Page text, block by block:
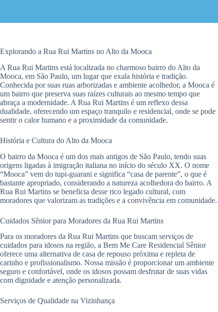
Explorando a Rua Rui Martins no Alto da Mooca
A Rua Rui Martins está localizada no charmoso bairro do Alto da
Mooca, em São Paulo, um lugar que exala história e tradição.
Conhecida por suas ruas arborizadas e ambiente acolhedor, a Mooca é
um bairro que preserva suas raízes culturais ao mesmo tempo que
abraça a modernidade. A Rua Rui Martins é um reflexo dessa
dualidade, oferecendo um espaço tranquilo e residencial, onde se pode
sentir o calor humano e a proximidade da comunidade.
História e Cultura do Alto da Mooca
O bairro da Mooca é um dos mais antigos de São Paulo, tendo suas
origens ligadas à imigração italiana no início do século XX. O nome
“Mooca” vem do tupi-guarani e significa “casa de parente”, o que é
bastante apropriado, considerando a natureza acolhedora do bairro. A
Rua Rui Martins se beneficia desse rico legado cultural, com
moradores que valorizam as tradições e a convivência em comunidade.
Cuidados Sênior para Moradores da Rua Rui Martins
Para os moradores da Rua Rui Martins que buscam serviços de
cuidados para idosos na região, a Bem Me Care Residencial Sênior
oferece uma alternativa de casa de repouso próxima e repleta de
carinho e profissionalismo. Nossa missão é proporcionar um ambiente
seguro e confortável, onde os idosos possam desfrutar de suas vidas
com dignidade e atenção personalizada.
Serviços de Qualidade na Vizinhança